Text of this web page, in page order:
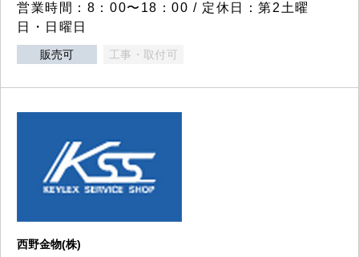
営業時間：8：00〜18：00 / 定休日：第2土曜
日・日曜日
販売可 工事・取付可
西野金物(株)